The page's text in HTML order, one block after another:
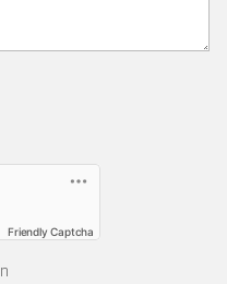
Friendly Captcha